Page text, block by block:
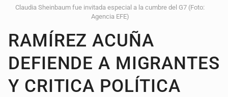
Claudia Sheinbaum fue invitada especial a la cumbre del G7 (Foto:
Agencia EFE)
RAMÍREZ ACUÑA
DEFIENDE A MIGRANTES
Y CRITICA POLÍTICA